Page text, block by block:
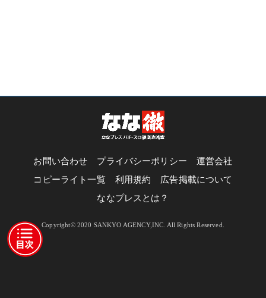
お問い合わせ プライバシーポリシー
運営会社
コピーライト一覧
利用規約
広告掲載について
ななプレスとは？
Copyright© 2020 SANKYO AGENCY,INC. All Rights Reserved.